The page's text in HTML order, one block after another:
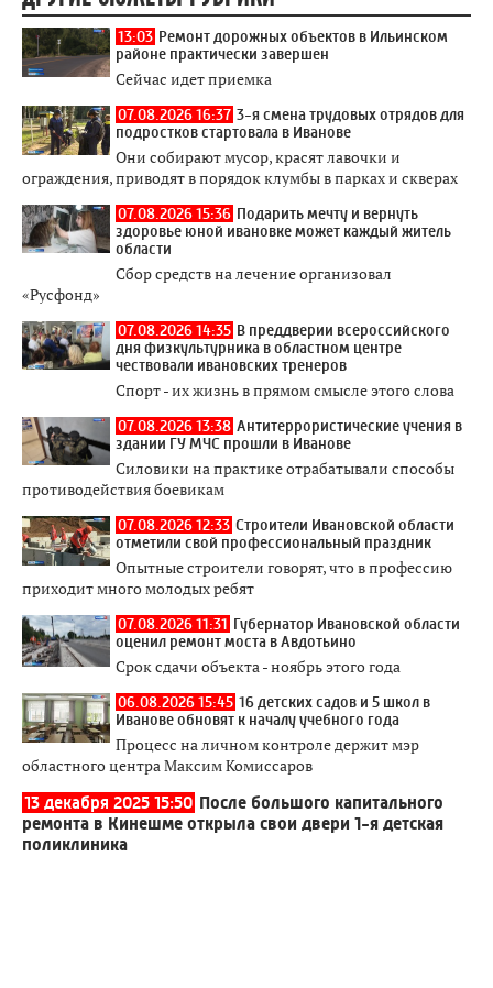
13:03 Ремонт дорожных объектов в Ильинском
районе практически завершен
Сейчас идет приемка
07.08.2026 16:37 3-я смена трудовых отрядов для
подростков стартовала в Иванове
Они собирают мусор, красят лавочки и
ограждения, приводят в порядок клумбы в парках и скверах
07.08.2026 15:36 Подарить мечту и вернуть
здоровье юной ивановке может каждый житель
области
Сбор средств на лечение организовал
«Русфонд»
07.08.2026 14:35 В преддверии всероссийского
дня физкультурника в областном центре
чествовали ивановских тренеров
Спорт - их жизнь в прямом смысле этого слова
07.08.2026 13:38 Антитеррористические учения в
здании ГУ МЧС прошли в Иванове
Силовики на практике отрабатывали способы
противодействия боевикам
07.08.2026 12:33 Строители Ивановской области
отметили свой профессиональный праздник
Опытные строители говорят, что в профессию
приходит много молодых ребят
07.08.2026 11:31 Губернатор Ивановской области
оценил ремонт моста в Авдотьино
Срок сдачи объекта - ноябрь этого года
06.08.2026 15:45 16 детских садов и 5 школ в
Иванове обновят к началу учебного года
Процесс на личном контроле держит мэр
областного центра Максим Комиссаров
13 декабря 2025 15:50 После большого капитального
ремонта в Кинешме открыла свои двери 1-я детская
поликлиника